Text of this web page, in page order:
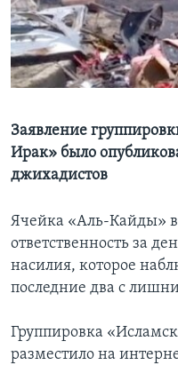
Learning English
СОЦИАЛЬНЫЕ СЕТИ
Языки
Заявление
Ирак» было
джихадистов
Ячейка «Аль-Кайды» в
ответственность за
насилия, которое
последние два с
Группировка
разместило на